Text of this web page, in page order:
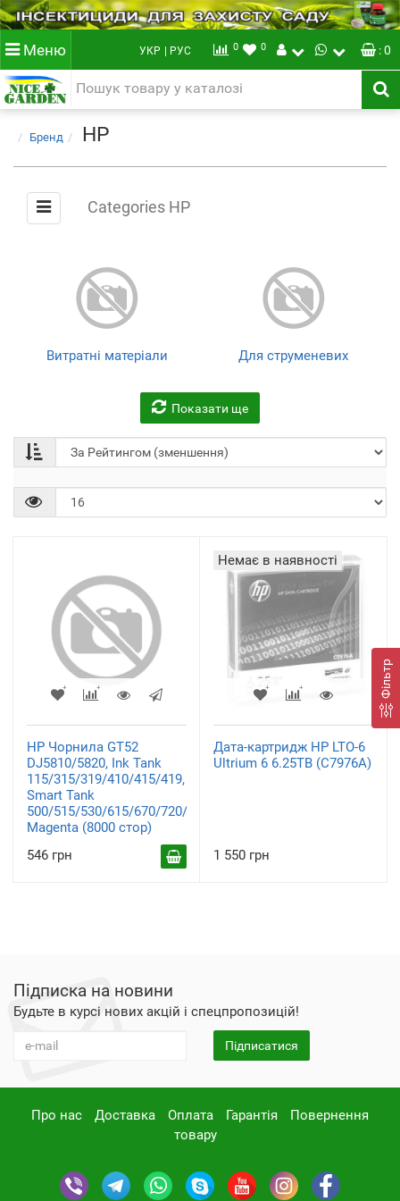
Меню УКР | РУС 0 0 : 0
Бренд HP
Фільтр
Categories HP
Витратні матеріали
Для струменевих
Накопичувачі та Flash-
Твердотільний
Показати ще
HP Чорнила GT52
DJ5810/5820, Ink Tank
115/315/319/410/415/419,
Smart Tank
500/515/530/615/670/720/750/790
Magenta (8000 стор)
546 грн
Немає в наявності
Дата-картридж HP LTO-6
Ultrium 6 6.25TB (C7976A)
1 550 грн
Підписка на новини
Будьте в курсі нових акцій і спецпропозицій!
Підписатися
Про нас Доставка Оплата Гарантія
Повернення
товару